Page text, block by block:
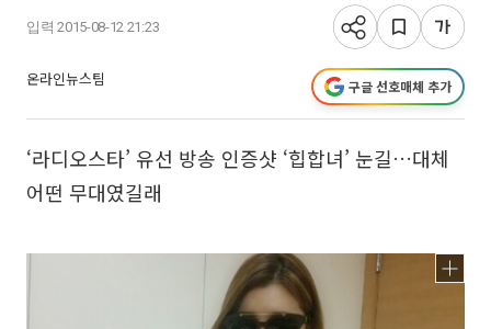
입력 2015-08-12 21:23
온라인뉴스팀 구글 선호매체 추가
‘라디오스타’ 유선 방송 인증샷 ‘힙합녀’ 눈길…대체
어떤 무대였길래